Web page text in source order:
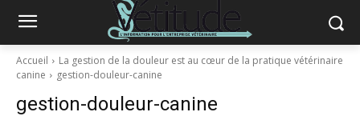
Accueil
La gestion de la douleur est au cœur de la pratique vétérinaire
canine
gestion-douleur-canine
gestion-douleur-canine